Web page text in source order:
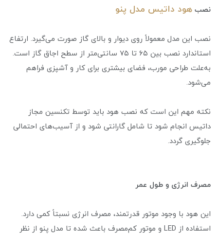
نصب هود داتیس مدل پنو
نصب این مدل معمولاً روی دیوار و بالای گاز صورت می‌گیرد. ارتفاع
استاندارد نصب بین ۶۵ تا ۷۵ سانتی‌متر از سطح اجاق گاز است.
به‌علت طراحی مورب، فضای بیشتری برای کار و آشپزی فراهم
می‌شود.
نکته مهم این است که نصب هود باید توسط تکنسین مجاز
داتیس انجام شود تا شامل گارانتی شود و از آسیب‌های احتمالی
جلوگیری گردد.
مصرف انرژی و طول عمر
این هود با وجود موتور قدرتمند، مصرف انرژی نسبتاً کمی دارد.
استفاده از LED و موتور کم‌مصرف باعث شده تا مدل پنو از نظر